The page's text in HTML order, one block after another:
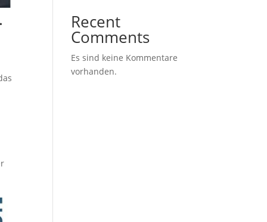
Recent
Comments
Es sind keine Kommentare
vorhanden.